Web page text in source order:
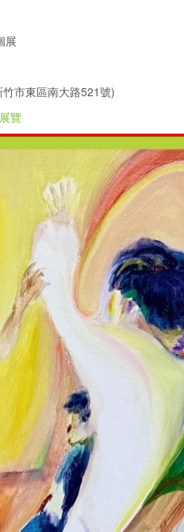
展
市東區南大路521號)
覽